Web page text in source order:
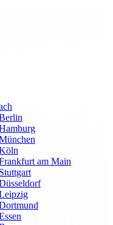
am Main